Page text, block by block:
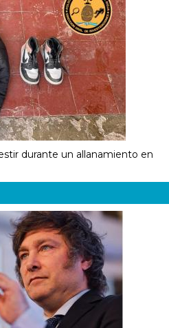
durante un allanamiento en